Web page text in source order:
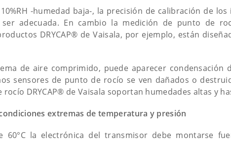
-humedad baja-, la precisión de calibración de
adecuada. En cambio la medición de punto de
DRYCAP® de Vaisala, por ejemplo, están
de aire comprimido, puede aparecer condensación
sensores de punto de rocío se ven dañados o
DRYCAP® de Vaisala soportan humedades altas y
extremas de temperatura y presión
60°C la electrónica del transmisor debe montarse